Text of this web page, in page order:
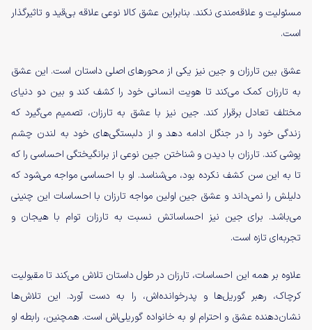
مسئولیت و علاقه‌مندی نکند. بنابراین عشق کالا نوعی علاقه بی‌قید و تاثیرگذار
است.
عشق بین تارزان و جین نیز یکی از محورهای اصلی داستان است. این عشق
به تارزان کمک می‌کند تا هویت انسانی خود را کشف کند و بین دو دنیای
مختلف تعادل برقرار کند. جین نیز با عشق به تارزان، تصمیم می‌گیرد که
زندگی خود را در جنگل ادامه دهد و از دلبستگی‌های خود به لندن چشم‌
پوشی کند. تارزان با دیدن و شناختن جین نوعی از برانگیختگی احساسی را که
تا به این سن کشف نکرده بود، می‌شناسد. او با احساسی مواجه می‌شود که
دلیلش را نمی‌داند و عشق جین اولین مواجه تارزان با احساسات این چنینی
می‌باشد. برای جین نیز احساساتش نسبت به تارزان توام با هیجان و
تجربه‌ای تازه است.
علاوه بر همه این احساسات، تارزان در طول داستان تلاش می‌کند تا مقبولیت
کرچاک، رهبر گوریل‌ها و پدرخوانده‌اش، را به دست آورد. این تلاش‌ها
نشان‌دهنده عشق و احترام او به خانواده گوریلی‌اش است. همچنین، رابطه او